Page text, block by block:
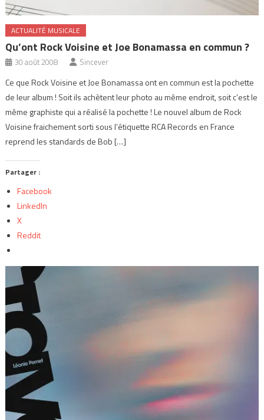
ACTUALITÉ MUSICALE
Qu’ont Rock Voisine et Joe Bonamassa en commun ?
30 août 2008 Sincever
Ce que Rock Voisine et Joe Bonamassa ont en commun est la pochette
de leur album ! Soit ils achètent leur photo au même endroit, soit c’est le
même graphiste qui a réalisé la pochette ! Le nouvel album de Rock
Voisine fraichement sorti sous l’étiquette RCA Records en France
reprend les standards de Bob […]
Partager :
Facebook
LinkedIn
X
Reddit